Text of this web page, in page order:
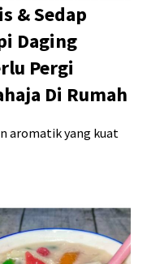
& Sedap
Daging
Pergi
Di Rumah
aromatik yang kuat